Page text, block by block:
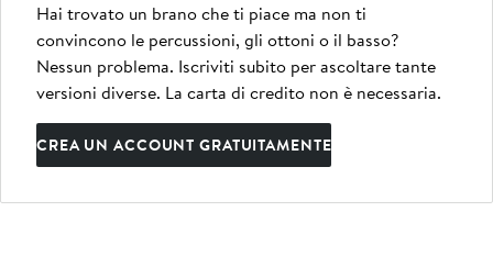
Hai trovato un brano che ti piace ma non ti
convincono le percussioni, gli ottoni o il basso?
Nessun problema. Iscriviti subito per ascoltare tante
versioni diverse. La carta di credito non è necessaria.
CREA UN ACCOUNT GRATUITAMENTE